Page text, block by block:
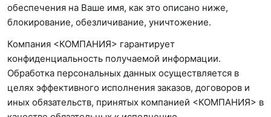
обеспечения на Ваше имя, как это описано ниже,
блокирование, обезличивание, уничтожение.
Компания <КОМПАНИЯ> гарантирует
конфиденциальность получаемой информации.
Обработка персональных данных осуществляется в
целях эффективного исполнения заказов, договоров и
иных обязательств, принятых компанией <КОМПАНИЯ> в